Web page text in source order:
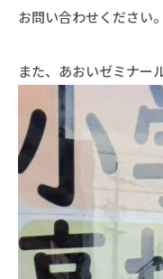
お問い合わせください。
また、あおいゼミナー